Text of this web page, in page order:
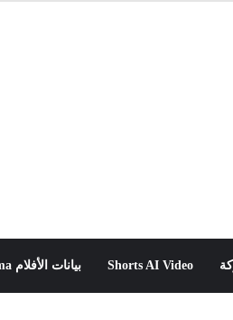
Shorts AI Video بيانات الأفلام Cinema